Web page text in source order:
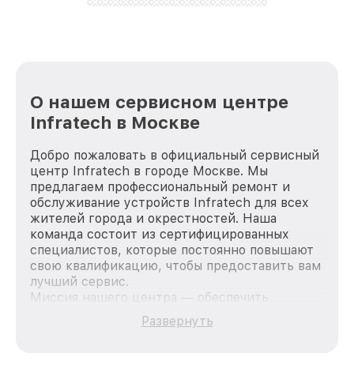
О нашем сервисном центре
Infratech в Москве
Добро пожаловать в официальный сервисный
центр Infratech в городе Москве. Мы
предлагаем профессиональный ремонт и
обслуживание устройств Infratech для всех
жителей города и окрестностей. Наша
команда состоит из сертифицированных
специалистов, которые постоянно повышают
свою квалификацию, чтобы предоставить вам
лучший сервис.
Миссия нашего центра — обеспечить
качественный и доступный ремонт для
каждого пользователя продукции Infratech,
Развернуть